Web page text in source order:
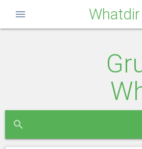
Whatdir
menu
search